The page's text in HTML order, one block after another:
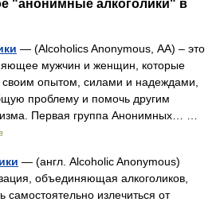
"анонимные алкоголики" в
— (Alcoholics Anonymous, АА) – это
мужчин и женщин, которые
своим опытом, силами и надеждами,
проблему и помочь другим
Первая группа Анонимных… …
— (англ. Alcoholic Anonymous)
объединяющая алкоголиков,
самостоятельно излечиться от